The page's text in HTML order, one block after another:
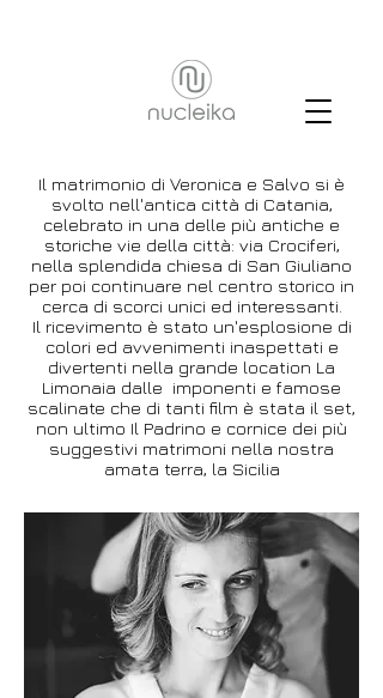
Il matrimonio di Veronica e Salvo si è
svolto nell'antica città di Catania,
celebrato in una delle più antiche e
storiche vie della città: via Crociferi,
nella splendida chiesa di San Giuliano
per poi continuare nel centro storico in
cerca di scorci unici ed interessanti.
Il ricevimento è stato un'esplosione di
colori ed avvenimenti inaspettati e
divertenti nella grande location La
Limonaia dalle imponenti e famose
scalinate che di tanti film è stata il set,
non ultimo Il Padrino e cornice dei più
suggestivi matrimoni nella nostra
amata terra, la Sicilia